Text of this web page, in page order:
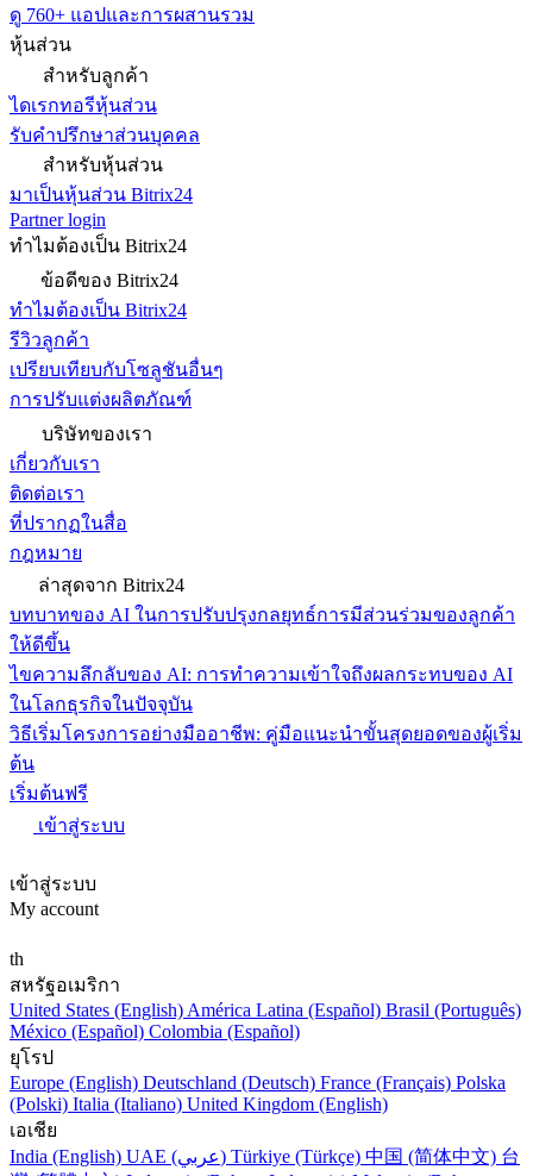
ดู 760+ แอปและการผสานรวม
หุ้นส่วน
สำหรับลูกค้า
ไดเรกทอรีหุ้นส่วน
รับคำปรึกษาส่วนบุคคล
สำหรับหุ้นส่วน
มาเป็นหุ้นส่วน Bitrix24
Partner login
ทำไมต้องเป็น Bitrix24
ข้อดีของ Bitrix24
ทำไมต้องเป็น Bitrix24
รีวิวลูกค้า
เปรียบเทียบกับโซลูชันอื่นๆ
การปรับแต่งผลิตภัณฑ์
บริษัทของเรา
เกี่ยวกับเรา
ติดต่อเรา
ที่ปรากฏในสื่อ
กฎหมาย
ล่าสุดจาก Bitrix24
บทบาทของ AI ในการปรับปรุงกลยุทธ์การมีส่วนร่วมของลูกค้า
ให้ดีขึ้น
ไขความลึกลับของ AI: การทำความเข้าใจถึงผลกระทบของ AI
ในโลกธุรกิจในปัจจุบัน
วิธีเริ่มโครงการอย่างมืออาชีพ: คู่มือแนะนำขั้นสุดยอดของผู้เริ่ม
ต้น
เริ่มต้นฟรี
เข้าสู่ระบบ
เข้าสู่ระบบ
My account
th
สหรัฐอเมริกา
United States (English) América Latina (Español) Brasil (Português)
México (Español) Colombia (Español)
ยุโรป
Europe (English) Deutschland (Deutsch) France (Français) Polska
(Polski) Italia (Italiano) United Kingdom (English)
เอเชีย
India (English)
UAE (عربي) Türkiye (Türkçe) 中国 (简体中文) 台